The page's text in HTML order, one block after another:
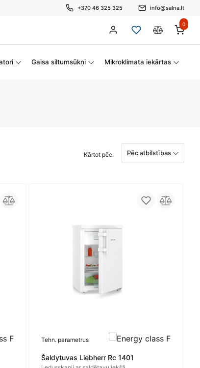
+370 46 325 325 info@salna.lt
0
Gaisa siltumsūkņi Mikroklimata iekārtas
Kārtot pēc: Pēc atbilstības
Tehn. parametrus
Šaldytuvas Liebherr Rc 1401